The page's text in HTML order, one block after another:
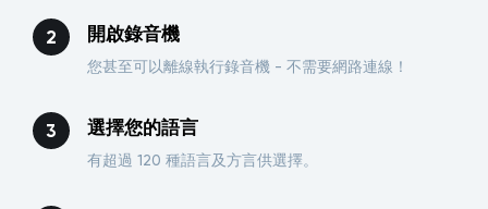
開啟錄音機
您甚至可以離線執行錄音機 - 不需要網路連線！
選擇您的語言
有超過 120 種語言及方言供選擇。